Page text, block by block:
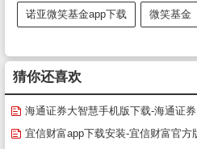
诺亚微笑基金app下载 微笑基金
猜你还喜欢
海通证券大智慧手机版下载-海通证
下载v8.77 安卓版
宜信财富app下载安装-宜信财富官方